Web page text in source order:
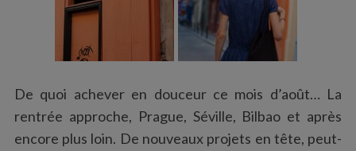
De quoi achever en douceur ce mois d’août… La
rentrée approche, Prague, Séville, Bilbao et après
encore plus loin. De nouveaux projets en tête, peut-
S
a
r